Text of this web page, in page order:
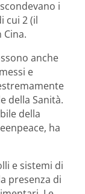
i
cui 2 (il
anche
e
della Sanità.
della
ha
e sistemi di
presenza di